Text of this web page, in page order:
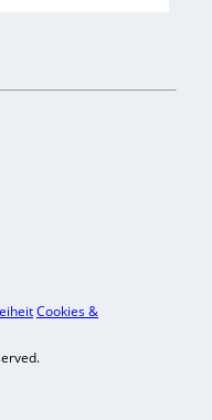
Cookies &